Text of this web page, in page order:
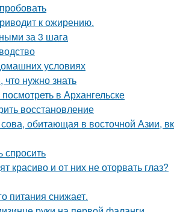
к ожирению.
за 3 шага
условиях
нужно знать
в Архангельске
восстановление
обитающая в восточной Азии,
спросить
и от них не оторвать глаз?
питания снижает.